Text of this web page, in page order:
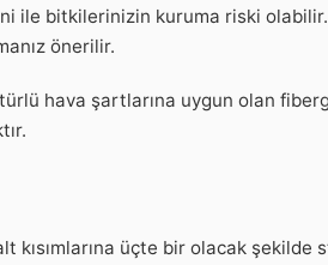
ile bitkilerinizin kuruma riski
önerilir.
hava şartlarına uygun olan
kısımlarına üçte bir olacak şekilde